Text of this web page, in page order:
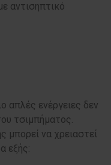
αντισηπτικό
απλές ενέργειες δεν
τσιμπήματος.
μπορεί να χρειαστεί
εξής: